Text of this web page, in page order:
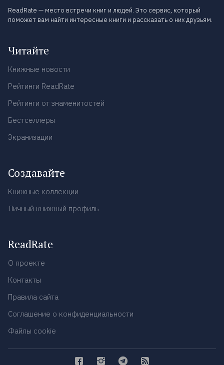
ReadRate — место встречи книг и людей. Это сервис, который
поможет вам найти интересные книги и рассказать о них друзьям.
Читайте
Книжные новости
Рейтинги ReadRate
Рейтинги от знаменитостей
Бестселлеры
Экранизации
Создавайте
Книжные коллекции
Личный книжный профиль
ReadRate
О проекте
Контакты
Правила сайта
Соглашение о конфиденциальности
Файлы cookie